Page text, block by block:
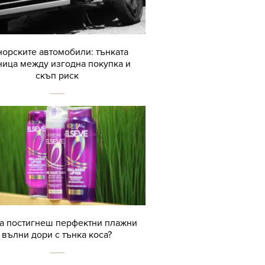
автомобили: тънката
между изгодна покупка и
скъп риск
постигнеш перфектни плажни
вълни дори с тънка коса?